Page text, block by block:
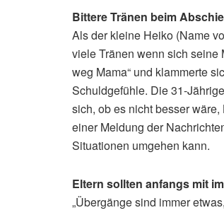
Bittere Tränen beim
Als der kleine Heiko (Name
viele Tränen wenn sich seine
weg Mama“ und klammerte
Schuldgefühle. Die 31-
sich, ob es nicht besser
einer Meldung der
Situationen umgehen kann.
Eltern sollten anfangs mit
„Übergänge sind immer